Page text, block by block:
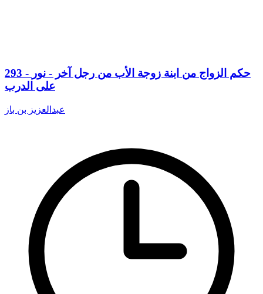
293 - حكم الزواج من ابنة زوجة الأب من رجل آخر - نور
على الدرب
عبدالعزيز بن باز